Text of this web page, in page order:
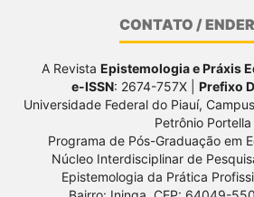
CONTATO /
A Revista Epistemologia e Práxis
e-ISSN: 2674-757X | Prefixo
Universidade Federal do Piauí,
Petrônio Portella
Programa de Pós-Graduação em
Núcleo Interdisciplinar de
Epistemologia da Prática